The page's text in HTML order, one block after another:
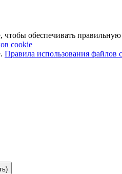
обеспечивать правильную
cookie
Правила использования файлов